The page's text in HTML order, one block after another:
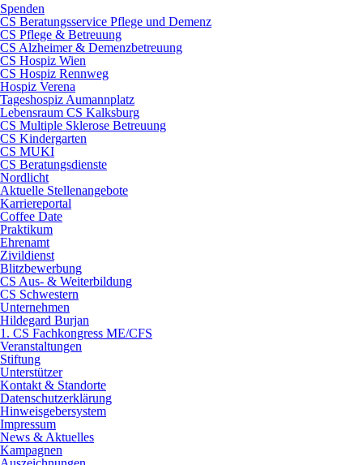
Spenden
CS Beratungsservice Pflege und Demenz
CS Pflege & Betreuung
CS Alzheimer & Demenzbetreuung
CS Hospiz Wien
CS Hospiz Rennweg
Hospiz Verena
Tageshospiz Aumannplatz
Lebensraum CS Kalksburg
CS Multiple Sklerose Betreuung
CS Kindergarten
CS MUKI
CS Beratungsdienste
Nordlicht
Aktuelle Stellenangebote
Karriereportal
Coffee Date
Praktikum
Ehrenamt
Zivildienst
Blitzbewerbung
CS Aus- & Weiterbildung
CS Schwestern
Unternehmen
Hildegard Burjan
1. CS Fachkongress ME/CFS
Veranstaltungen
Stiftung
Unterstützer
Kontakt & Standorte
Datenschutzerklärung
Hinweisgebersystem
Impressum
News & Aktuelles
Kampagnen